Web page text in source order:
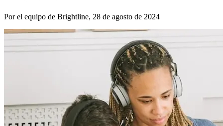
Por el equipo de Brightline, 28 de agosto de 2024